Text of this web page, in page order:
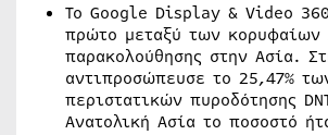
Το Google Display & Video
πρώτο μεταξύ των κορυφαίων
παρακολούθησης στην Ασία.
αντιπροσώπευσε το 25,47%
περιστατικών πυροδότησης
Ανατολική Ασία το ποσοστό